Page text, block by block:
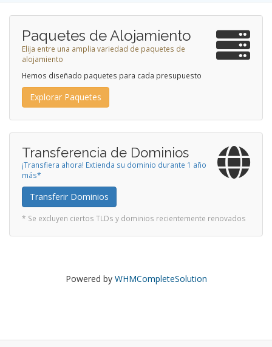
Paquetes de Alojamiento
Elija entre una amplia variedad de paquetes de
alojamiento
Hemos diseñado paquetes para cada presupuesto
Explorar Paquetes
Transferencia de Dominios
¡Transfiera ahora! Extienda su dominio durante 1 año
más*
Transferir Dominios
* Se excluyen ciertos TLDs y dominios recientemente renovados
Powered by WHMCompleteSolution